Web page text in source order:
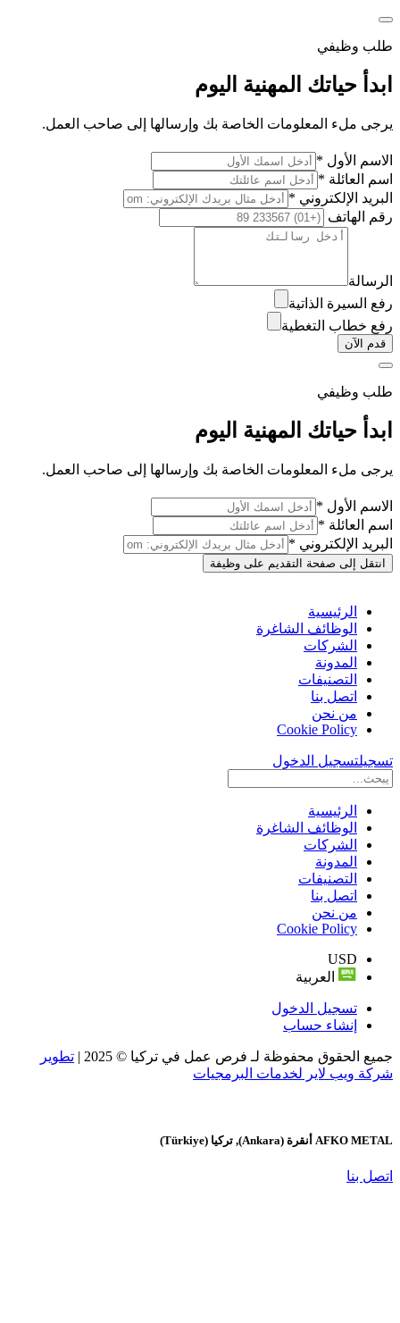
طلب وظيفي
ابدأ حياتك المهنية اليوم
يرجى ملء المعلومات الخاصة بك وإرسالها إلى صاحب العمل.
الاسم الأول *
اسم العائلة *
البريد الإلكتروني *
رقم الهاتف
الرسالة
رفع السيرة الذاتية
رفع خطاب التغطية
قدم الآن
طلب وظيفي
ابدأ حياتك المهنية اليوم
يرجى ملء المعلومات الخاصة بك وإرسالها إلى صاحب العمل.
الاسم الأول *
اسم العائلة *
البريد الإلكتروني *
انتقل إلى صفحة التقديم على وظيفة
الرئيسية
الوظائف الشاغرة
الشركات
المدونة
التصنيفات
اتصل بنا
من نحن
Cookie Policy
تسجيلتسجيل الدخول
الرئيسية
الوظائف الشاغرة
الشركات
المدونة
التصنيفات
اتصل بنا
من نحن
Cookie Policy
USD
العربية
تسجيل الدخول
إنشاء حساب
جميع الحقوق محفوظة لـ فرص عمل في تركيا © 2025 |
تطوير
شركة ويب لاير لخدمات البرمجيات
AFKO METAL أنقرة (Ankara), تركيا (Türkiye)
اتصل بنا